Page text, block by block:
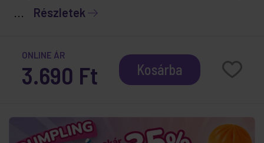
Részletek
ONLINE ÁR
3.690 Ft Kosárba